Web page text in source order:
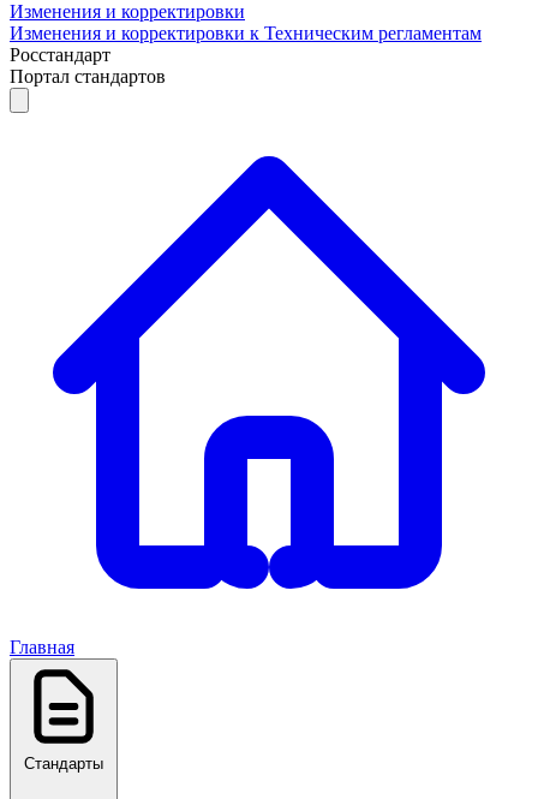
Изменения и корректировки
Изменения и корректировки к Техническим регламентам
Росстандарт
Портал стандартов
Главная
Стандарты